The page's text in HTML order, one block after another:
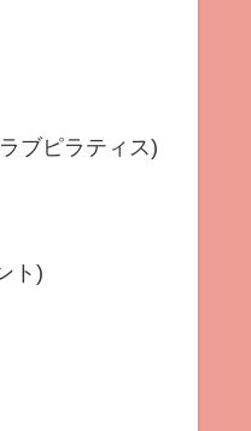
ブピラティス)
ト)